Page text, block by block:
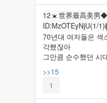
12 世界最高美男
ID:MzOTEyNjU(1/1)
70년대 여자들은 섹
각했잖아
그만큼 순수했던 시
>>15
1